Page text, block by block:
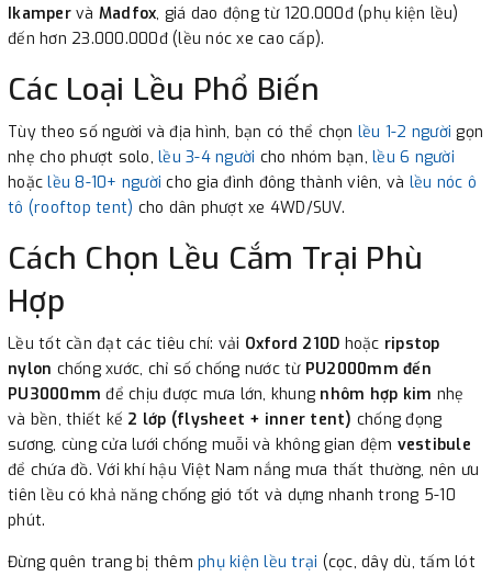
Ikampervà Madfox, giá dao động từ 120.000đ (phụ kiện lều)
đến hơn 23.000.000đ (lều nóc xe cao cấp).
Các Loại Lều Phổ Biến
Tùy theo số người và địa hình, bạn có thể chọn lều 1-2 người gọn
nhẹ cho phượt solo, lều 3-4 người cho nhóm bạn, lều 6 người
hoặclều 8-10+ người cho gia đình đông thành viên, và lều nóc ô
tô (rooftop tent) cho dân phượt xe 4WD/SUV.
Cách Chọn Lều Cắm Trại Phù
Hợp
Lều tốt cần đạt các tiêu chí: vải Oxford 210D hoặc ripstop
nylon chống xước, chỉ số chống nước từ PU2000mm đến
PU3000mm để chịu được mưa lớn, khung nhôm hợp kim nhẹ
và bền, thiết kế 2 lớp (flysheet + inner tent) chống đọng
sương, cùng cửa lưới chống muỗi và không gian đệm vestibule
để chứa đồ. Với khí hậu Việt Nam nắng mưa thất thường, nên ưu
tiên lều có khả năng chống gió tốt và dựng nhanh trong 5-10
phút.
Đừng quên trang bị thêm phụ kiện lều trại (cọc, dây dù, tấm lót